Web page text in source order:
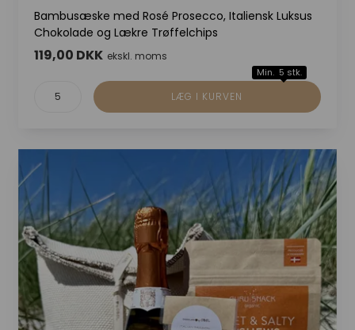
Bambusæske med Rosé Prosecco, Italiensk Luksus
Chokolade og Lækre Trøffelchips
119,00 DKK ekskl. moms
Min. 5 stk.